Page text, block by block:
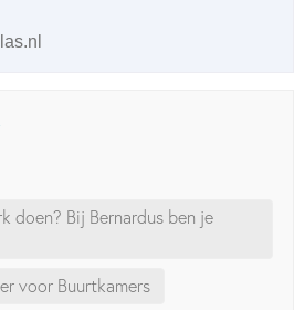
doen? Bij Bernardus ben je
voor Buurtkamers